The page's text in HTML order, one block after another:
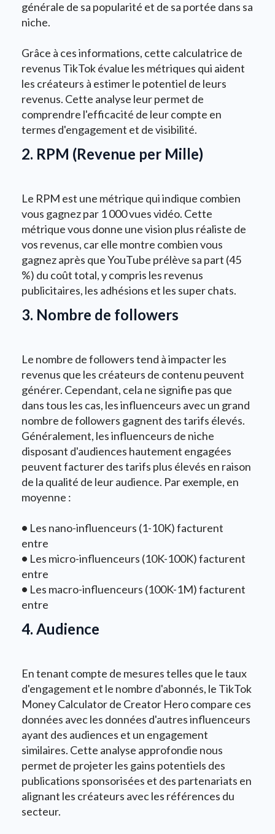
générale de sa popularité et de sa portée dans sa
niche.
Grâce à ces informations, cette calculatrice de
revenus TikTok évalue les métriques qui aident
les créateurs à estimer le potentiel de leurs
revenus. Cette analyse leur permet de
comprendre l'efficacité de leur compte en
termes d'engagement et de visibilité.
2. RPM (Revenue per Mille)
Le RPM est une métrique qui indique combien
vous gagnez par 1 000 vues vidéo. Cette
métrique vous donne une vision plus réaliste de
vos revenus, car elle montre combien vous
gagnez après que YouTube prélève sa part (45
%) du coût total, y compris les revenus
publicitaires, les adhésions et les super chats.
3. Nombre de followers
Le nombre de followers tend à impacter les
revenus que les créateurs de contenu peuvent
générer. Cependant, cela ne signifie pas que
dans tous les cas, les influenceurs avec un grand
nombre de followers gagnent des tarifs élevés.
Généralement, les influenceurs de niche
disposant d'audiences hautement engagées
peuvent facturer des tarifs plus élevés en raison
de la qualité de leur audience. Par exemple, en
moyenne :
• Les nano-influenceurs (1-10K) facturent
entre
• Les micro-influenceurs (10K-100K) facturent
entre
• Les macro-influenceurs (100K-1M) facturent
entre
4. Audience
En tenant compte de mesures telles que le taux
d'engagement et le nombre d'abonnés, le TikTok
Money Calculator de Creator Hero compare ces
données avec les données d'autres influenceurs
ayant des audiences et un engagement
similaires. Cette analyse approfondie nous
permet de projeter les gains potentiels des
publications sponsorisées et des partenariats en
alignant les créateurs avec les références du
secteur.